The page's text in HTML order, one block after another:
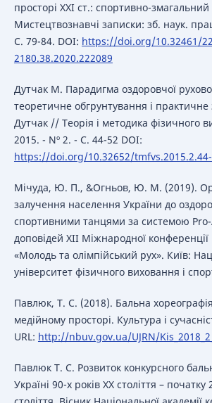
просторі ХХІ ст.: спортивно-змагальний
Мистецтвознавчі записки: зб. наук.
С. 79-84. DOI: https://doi.org/10.32461/
2180.38.2020.222089
Дутчак М. Парадигма оздоровчої
теоретичне обгрунтування і
Дутчак // Теорія і методика фізичного
2015. - Nº 2. - C. 44-52 DOI:
https://doi.org/10.32652/
Мічуда, Ю. П., &Огньов, Ю. М. (2019).
залучення населення України до
спортивними танцями за системою
доповідей XII Міжнародної
«Молодь та олімпійський рух». Київ:
університет фізичного виховання і
Павлюк, Т. С. (2018). Бальна
медійному просторі. Культура і
URL: http://nbuv.gov.ua/UJRN/
Павлюк Т. С. Розвиток конкурсного
Україні 90-х років ХХ століття – початку